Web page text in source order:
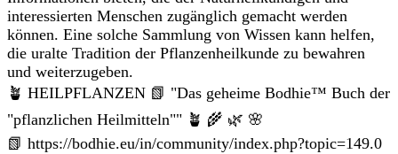
interessierten Menschen zugänglich gemacht werden
können. Eine solche Sammlung von Wissen kann helfen,
die uralte Tradition der Pflanzenheilkunde zu bewahren
und weiterzugeben.
🪴 HEILPFLANZEN 📗 "Das geheime Bodhie™ Buch der
"pflanzlichen Heilmitteln"" 🪴 🌾 🌿 🌸
📗 https://bodhie.eu/in/community/index.php?topic=149.0